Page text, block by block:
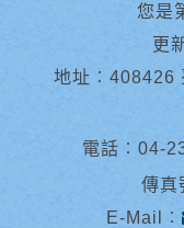
您是
更
地址︰408426
電話︰ 04-
傳真
E-Mail︰